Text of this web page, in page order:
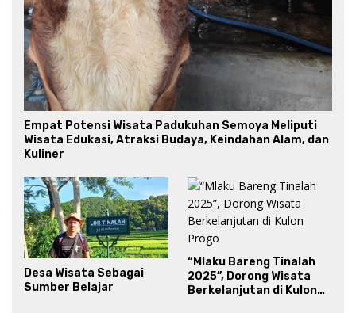
Empat Potensi Wisata Padukuhan Semoya Meliputi
Wisata Edukasi, Atraksi Budaya, Keindahan Alam, dan
Kuliner
Desa Wisata Sebagai
Sumber Belajar
“Mlaku Bareng Tinalah
2025”, Dorong Wisata
Berkelanjutan di Kulon